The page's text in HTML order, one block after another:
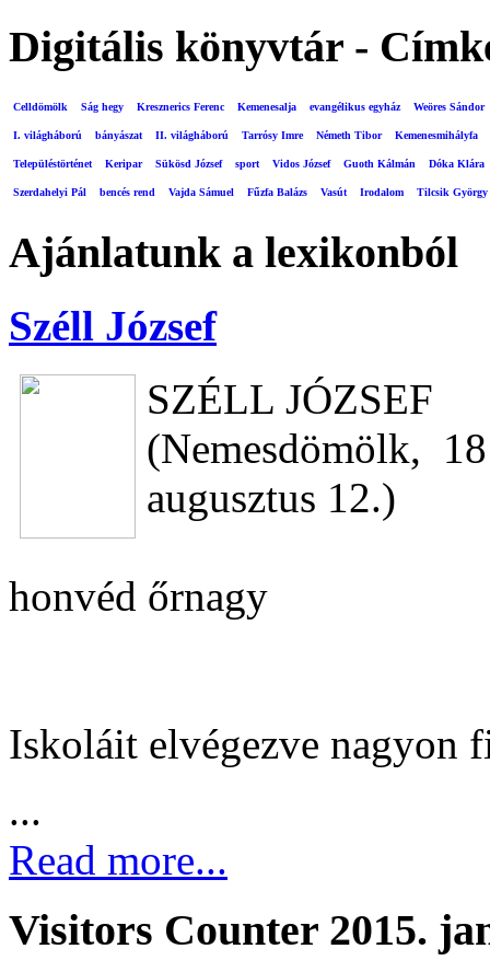
Digitális könyvtár -
Celldömölk Ság hegy Kresznerics Ferenc Kemenesalja evangélikus egyház Weöres Sándor
I. világháború bányászat II. világháború Tarrósy Imre Németh Tibor Kemenesmihályfa
Településtörténet Keripar Sükösd József sport Vidos József Guoth Kálmán Dóka Klára
Szerdahelyi Pál bencés rend Vajda Sámuel Fűzfa Balázs Vasút Irodalom Tilcsik György
Ajánlatunk a lexikonból
Széll József
SZÉLL JÓZSEF
(Nemesdömölk,
augusztus 12.)
honvéd őrnagy
Iskoláit elvégezve nagyon
...
Read more...
Visitors Counter 2015.